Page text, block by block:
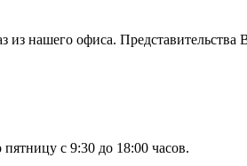
из нашего офиса. Представительства
с 9:30 до 18:00 часов.